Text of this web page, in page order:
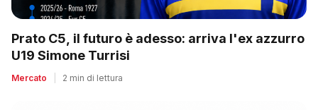
Prato C5, il futuro è adesso: arriva l'ex azzurro
U19 Simone Turrisi
Mercato 2 min di lettura